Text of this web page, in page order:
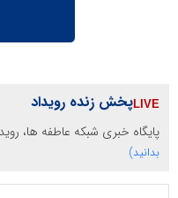
پخش زنده رویداد
پایگاه خبری شبکه عاطفه ها،
بدانید)